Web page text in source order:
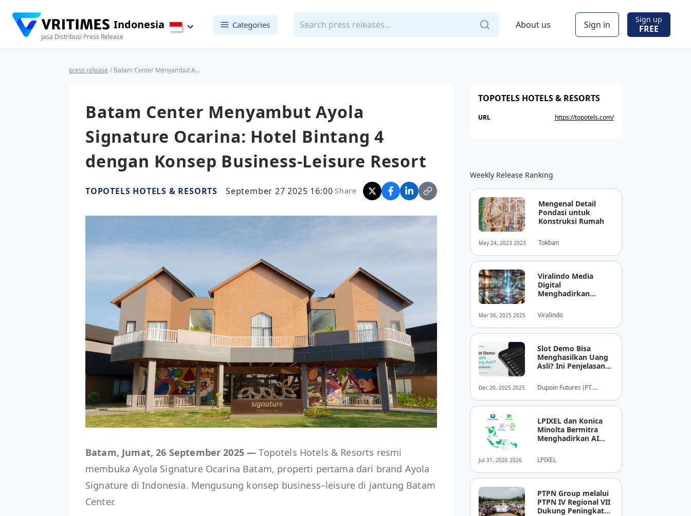
Indonesia
Jasa Distribusi Press Release
Categories About us Sign in Sign up
FREE
press release / Batam Center Menyambut Ayola Signature Ocarina: Hotel Bintang 4 dengan Konsep Business-Leisure Resort
Batam Center Menyambut Ayola
Signature Ocarina: Hotel Bintang 4
dengan Konsep Business-Leisure Resort
TOPOTELS HOTELS & RESORTS September 27 2025 16:00 Share
Batam, Jumat, 26 September 2025 —Topotels Hotels & Resorts resmi
membuka Ayola Signature Ocarina Batam, properti pertama dari brand Ayola
Signature di Indonesia. Mengusung konsep business–leisure di jantung Batam
Center.
TOPOTELS HOTELS & RESORTS
URL https://topotels.com/
Weekly Release Ranking
May 24, 2023 2023
Mengenal Detail
Pondasi untuk
Konstruksi Rumah
Tokban
Mar 06, 2025 2025
Viralindo Media
Digital
Menghadirkan
Dunia Media Digital
Indonesia
Viralindo
Dec 20, 2025 2025
Slot Demo Bisa
Menghasilkan Uang
Asli? Ini Penjelasan
Dupoin Futures (PT.
Jul 31, 2026 2026
LPIXEL dan Konica
Minolta Bermitra
Menghadirkan AI
Diagnosis Berbasis
Pencitraan Medis
“EIRL” di ASEAN
LPIXEL
PTPN Group melalui
PTPN IV Regional VII
Dukung Peningkatan